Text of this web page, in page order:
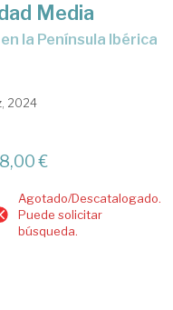
Media
2024
€
Agotado/Descatalogado.
Puede solicitar
búsqueda.